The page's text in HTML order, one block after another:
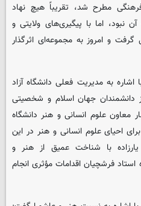
مطرح شد، تقریباً هیچ نهاد
نبود، اما با پیگیری‌های ولایتی و
و امروز به مجموعه‌ای اثرگذار
اشاره به مدیریت فعلی دانشگاه آزاد
دانشمندان جهان اسلام و شخصیتی
معاون علوم انسانی و هنر دانشگاه
احیای علوم انسانی و هنر در این
یارزاده با شناخت عمیق از هنر و
فرشچیان اقدامات مؤثری انجام